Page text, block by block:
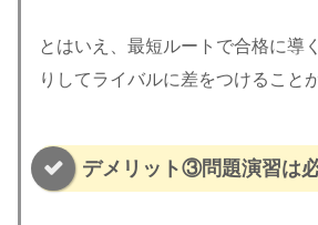
とはいえ、最短ルートで合格に導
りしてライバルに差をつけること
デメリット③問題演習は